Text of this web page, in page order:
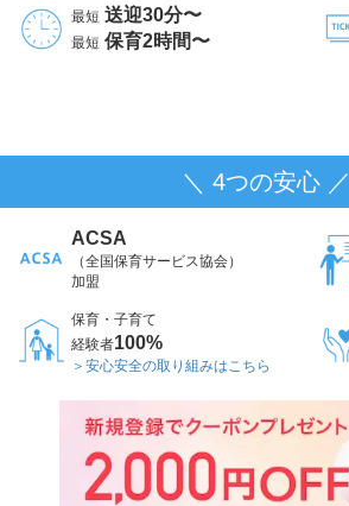
最短 送迎30分〜
最短 保育2時間〜
＼ 4つの安心 ／
ACSA
（全国保育サービス協会）
加盟
保育・子育て
経験者100%
＞安心安全の取り組みはこちら